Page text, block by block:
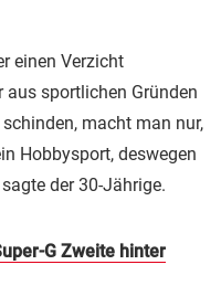
einen Verzicht
aus sportlichen Gründen
macht man nur,
Hobbysport, deswegen
der 30-Jährige.
G Zweite hinter